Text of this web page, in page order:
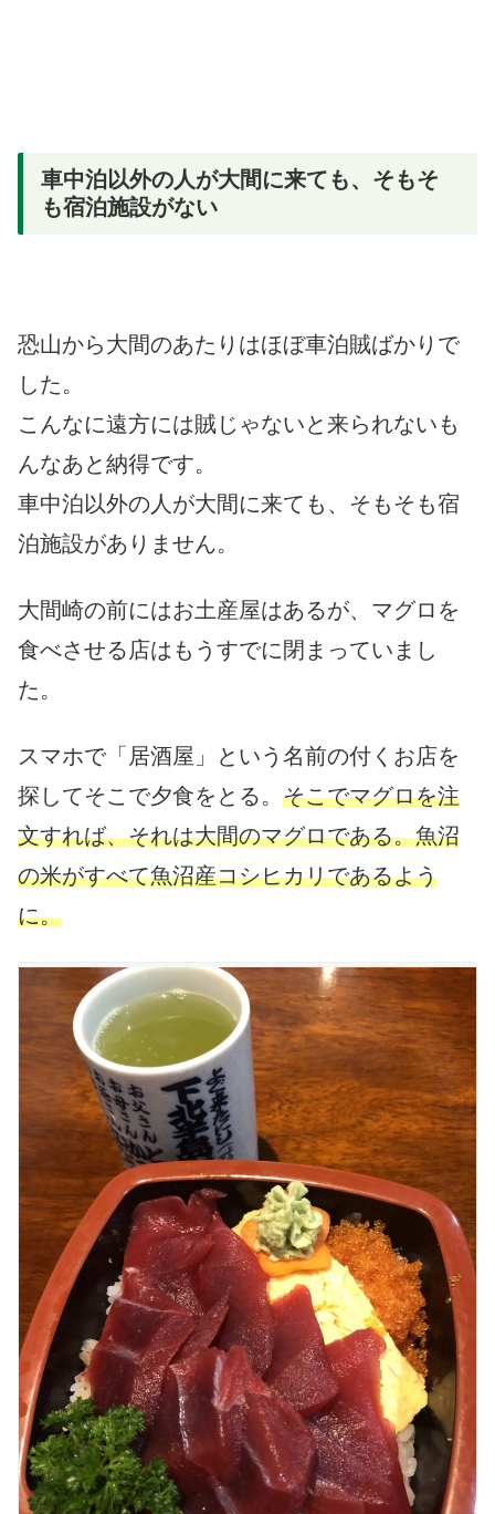
車中泊以外の人が大間に来ても、そもそ
も宿泊施設がない
恐山から大間のあたりはほぼ車泊賊ばかりで
した。
こんなに遠方には賊じゃないと来られないも
んなあと納得です。
車中泊以外の人が大間に来ても、そもそも宿
泊施設がありません。
大間崎の前にはお土産屋はあるが、マグロを
食べさせる店はもうすでに閉まっていまし
た。
スマホで「居酒屋」という名前の付くお店を
探してそこで夕食をとる。 そこでマグロを注
文すれば、それは大間のマグロである。魚沼
の米がすべて魚沼産コシヒカリであるよう
に。